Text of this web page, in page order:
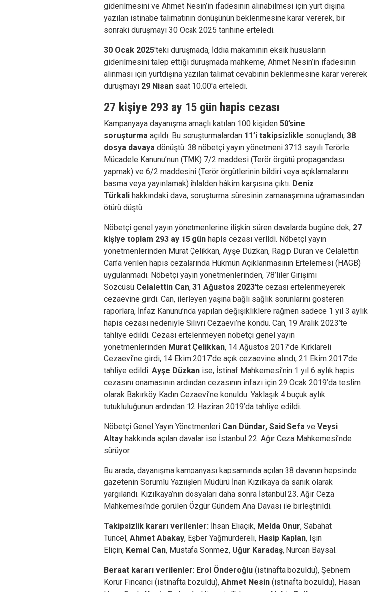
giderilmesini ve Ahmet Nesin’in ifadesinin alınabilmesi için yurt dışına
yazılan istinabe talimatının dönüşünün beklenmesine karar vererek, bir
sonraki duruşmayı 30 Ocak 2025 tarihine erteledi.
30 Ocak 2025'teki duruşmada, İddia makamının eksik hususların
giderilmesini talep ettiği duruşmada mahkeme, Ahmet Nesin’in ifadesinin
alınması için yurtdışına yazılan talimat cevabının beklenmesine karar vererek
duruşmayı 29 Nisan saat 10.00'a erteledi.
27 kişiye 293 ay 15 gün hapis cezası
Kampanyaya dayanışma amaçlı katılan 100 kişiden 50’sine
soruşturma açıldı. Bu soruşturmalardan 11’i takipsizlikle sonuçlandı, 38
dosya davaya dönüştü. 38 nöbetçi yayın yönetmeni 3713 sayılı Terörle
Mücadele Kanunu’nun (TMK) 7/2 maddesi (Terör örgütü propagandası
yapmak) ve 6/2 maddesini (Terör örgütlerinin bildiri veya açıklamalarını
basma veya yayınlamak) ihlalden hâkim karşısına çıktı. Deniz
Türkali hakkındaki dava, soruşturma süresinin zamanaşımına uğramasından
ötürü düştü.
Nöbetçi genel yayın yönetmenlerine ilişkin süren davalarda bugüne dek, 27
kişiye toplam 293 ay 15 gün hapis cezası verildi. Nöbetçi yayın
yönetmenlerinden Murat Çelikkan, Ayşe Düzkan, Ragıp Duran ve Celalettin
Can’a verilen hapis cezalarında Hükmün Açıklanmasının Ertelemesi (HAGB)
uygulanmadı. Nöbetçi yayın yönetmenlerinden, 78’liler Girişimi
Sözcüsü Celalettin Can, 31 Ağustos 2023'te cezası ertelenmeyerek
cezaevine girdi. Can, ilerleyen yaşına bağlı sağlık sorunlarını gösteren
raporlara, İnfaz Kanunu’nda yapılan değişikliklere rağmen sadece 1 yıl 3 aylık
hapis cezası nedeniyle Silivri Cezaevi’ne kondu. Can, 19 Aralık 2023’te
tahliye edildi. Cezası ertelenmeyen nöbetçi genel yayın
yönetmenlerinden Murat Çelikkan, 14 Ağustos 2017’de Kırklareli
Cezaevi’ne girdi, 14 Ekim 2017’de açık cezaevine alındı, 21 Ekim 2017’de
tahliye edildi. Ayşe Düzkan ise, İstinaf Mahkemesi’nin 1 yıl 6 aylık hapis
cezasını onamasının ardından cezasının infazı için 29 Ocak 2019’da teslim
olarak Bakırköy Kadın Cezaevi’ne konuldu. Yaklaşık 4 buçuk aylık
tutukluluğunun ardından 12 Haziran 2019’da tahliye edildi.
Nöbetçi Genel Yayın Yönetmenleri Can Dündar, Said Sefa ve Veysi
Altay hakkında açılan davalar ise İstanbul 22. Ağır Ceza Mahkemesi’nde
sürüyor.
Bu arada, dayanışma kampanyası kapsamında açılan 38 davanın hepsinde
gazetenin Sorumlu Yazıişleri Müdürü İnan Kızılkaya da sanık olarak
yargılandı. Kızılkaya’nın dosyaları daha sonra İstanbul 23. Ağır Ceza
Mahkemesi’nde görülen Özgür Gündem Ana Davası ile birleştirildi.
Takipsizlik kararı verilenler: İhsan Eliaçık, Melda Onur, Sabahat
Tuncel, Ahmet Abakay, Eşber Yağmurdereli, Hasip Kaplan, Işın
Eliçin, Kemal Can, Mustafa Sönmez, Uğur Karadaş, Nurcan Baysal.
Beraat kararı verilenler: Erol Önderoğlu (istinafta bozuldu), Şebnem
Korur Fincancı (istinafta bozuldu), Ahmet Nesin (istinafta bozuldu), Hasan